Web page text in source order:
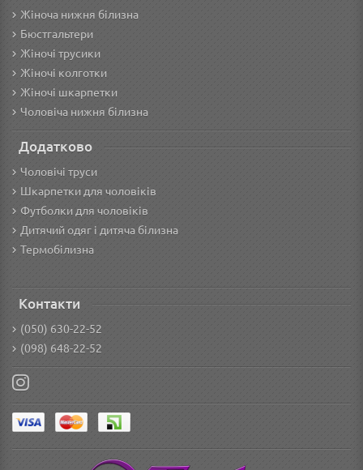
Жіноча нижня білизна
Бюстгальтери
Жіночі трусики
Жіночі колготки
Жіночі шкарпетки
Чоловіча нижня білизна
Додатково
Чоловічі труси
Шкарпетки для чоловіків
Футболки для чоловіків
Дитячий одяг і дитяча білизна
Термобілизна
Контакти
(050) 630-22-52
(098) 648-22-52